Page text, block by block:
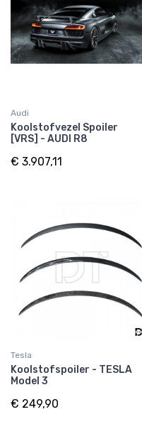
Audi
Koolstofvezel Spoiler
[VRS] - AUDI R8
€ 3.907,11
Tesla
Koolstofspoiler - TESLA
Model 3
€ 249,90